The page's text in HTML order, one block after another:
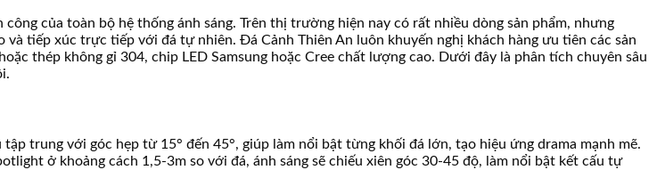
của toàn bộ hệ thống ánh sáng. Trên thị trường hiện nay có rất nhiều dòng sản phẩm, nhưng
tiếp xúc trực tiếp với đá tự nhiên. Đá Cảnh Thiên An luôn khuyến nghị khách hàng ưu tiên các sản
thép không gỉ 304, chip LED Samsung hoặc Cree chất lượng cao. Dưới đây là phân tích chuyên sâu
tập trung với góc hẹp từ 15° đến 45°, giúp làm nổi bật từng khối đá lớn, tạo hiệu ứng drama mạnh mẽ.
ở khoảng cách 1,5-3m so với đá, ánh sáng sẽ chiếu xiên góc 30-45 độ, làm nổi bật kết cấu tự